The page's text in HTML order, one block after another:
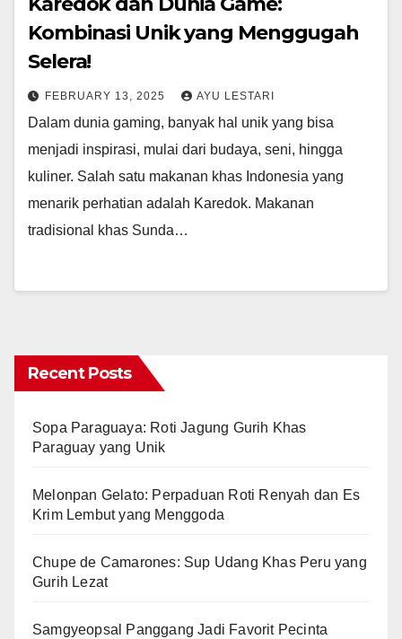
Kombinasi Unik yang Menggugah
Selera!
FEBRUARY 13, 2025 AYU LESTARI
Dalam dunia gaming, banyak hal unik yang bisa
menjadi inspirasi, mulai dari budaya, seni, hingga
kuliner. Salah satu makanan khas Indonesia yang
menarik perhatian adalah Karedok. Makanan
tradisional khas Sunda…
Recent Posts
Sopa Paraguaya: Roti Jagung Gurih Khas
Paraguay yang Unik
Melonpan Gelato: Perpaduan Roti Renyah dan Es
Krim Lembut yang Menggoda
Chupe de Camarones: Sup Udang Khas Peru yang
Gurih Lezat
Samgyeopsal Panggang Jadi Favorit Pecinta